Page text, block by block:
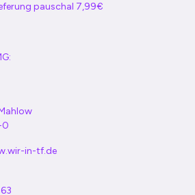
pauschal 7,99€
0
in-tf.de